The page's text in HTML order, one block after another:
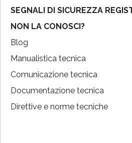
SEGNALI DI SICUREZZA
NON LA CONOSCI?
Blog
Manualistica tecnica
Comunicazione tecnica
Documentazione tecnica
Direttive e norme tecniche